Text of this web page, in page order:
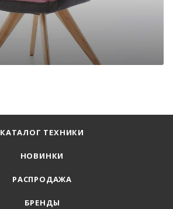
КАТАЛОГ ТЕХНИКИ
НОВИНКИ
РАСПРОДАЖА
БРЕНДЫ